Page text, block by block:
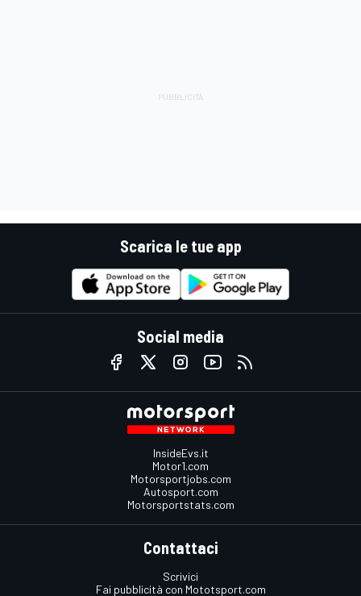
Scarica le tue app
Social media
InsideEvs.it
Motor1.com
Motorsportjobs.com
Autosport.com
Motorsportstats.com
Contattaci
Scrivici
Fai pubblicità con Mototsport.com